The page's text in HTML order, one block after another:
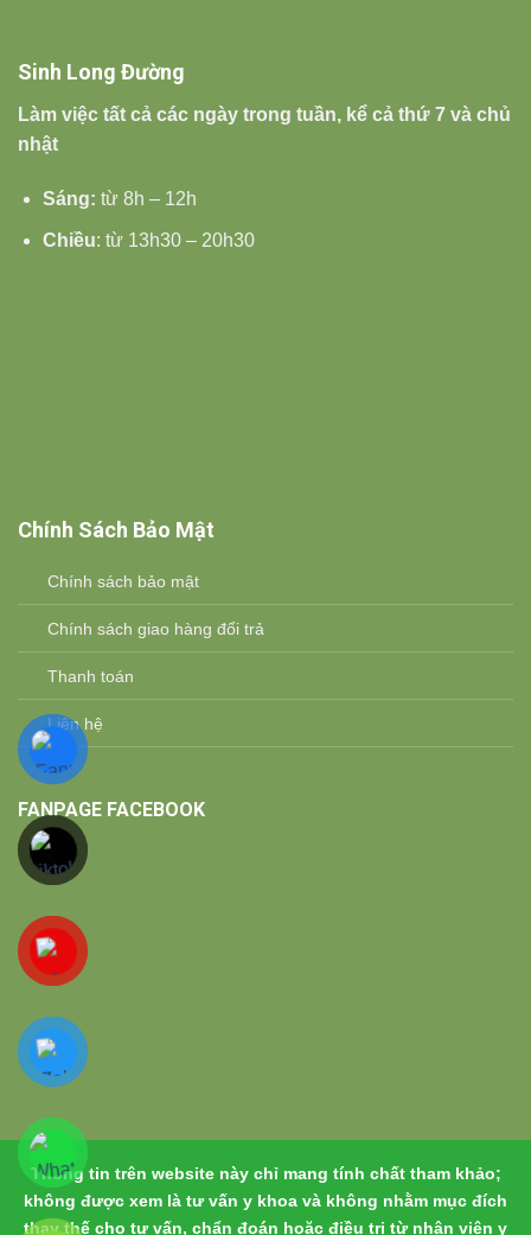
Sinh Long Đường
Làm việc tất cả các ngày trong tuần, kể cả thứ 7 và chủ
nhật
Sáng: từ 8h – 12h
Chiều: từ 13h30 – 20h30
Chính Sách Bảo Mật
Chính sách bảo mật
Chính sách giao hàng đổi trả
Thanh toán
Liên hệ
FANPAGE FACEBOOK
Thông tin trên website này chỉ mang tính chất tham khảo;
không được xem là tư vấn y khoa và không nhằm mục đích
thay thế cho tư vấn, chẩn đoán hoặc điều trị từ nhân viên y